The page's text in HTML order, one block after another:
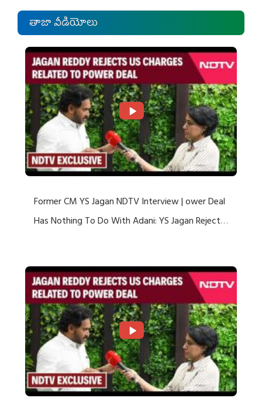
తాజా వీడియోలు
Former CM YS Jagan NDTV Interview | ower Deal
Has Nothing To Do With Adani: YS Jagan Rejects